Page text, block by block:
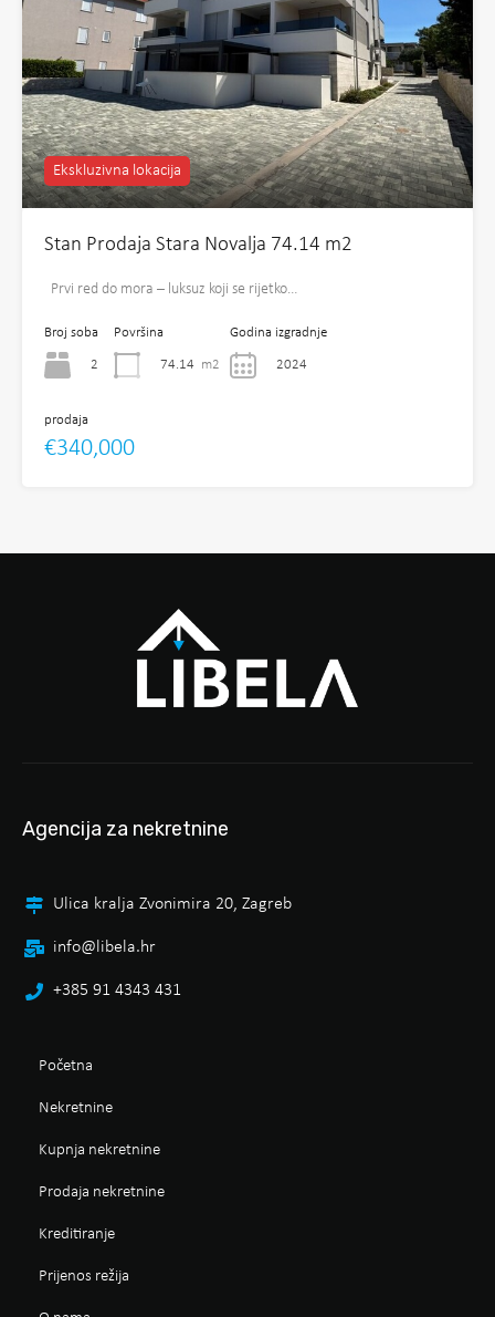
Ekskluzivna lokacija
Stan Prodaja Stara Novalja 74.14 m2
Prvi red do mora – luksuz koji se rijetko…
Broj soba
2
Površina
74.14 m2
Godina izgradnje
2024
prodaja
€340,000
Agencija za nekretnine
Ulica kralja Zvonimira 20, Zagreb
info@libela.hr
+385 91 4343 431
Početna
Nekretnine
Kupnja nekretnine
Prodaja nekretnine
Kreditiranje
Prijenos režija